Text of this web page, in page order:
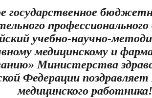
государственное
профессионального
учебно-научно-
медицинскому и
Министерства
Федерации
медицинского работника!